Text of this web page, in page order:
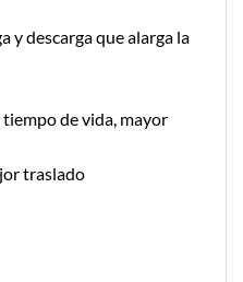
y descarga que alarga la
de vida, mayor
traslado